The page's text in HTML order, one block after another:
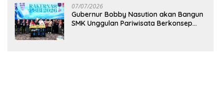
07/07/2026
Gubernur Bobby Nasution akan Bangun
SMK Unggulan Pariwisata Berkonsep